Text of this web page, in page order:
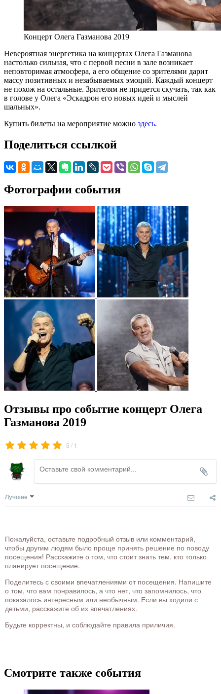
Концерт Олега Газманова 2019
Невероятная энергетика на концертах Олега Газманова
настолько сильная, что с первой песни в зале возникает
неповторимая атмосфера, а его общение со зрителями дарит
массу позитивных и незабываемых эмоций. Каждый концерт
не похож на остальные. Зрителям не придется скучать, так как
в голове у Олега «Эскадрон его новых идей и мыслей
шальных».
Купить билеты на мероприятие можно здесь.
Поделиться ссылкой
Фотографии события
Отзывы про событие концерт Олега
Газманова 2019
5 / 1
Лучшие
Пожалуйста, оставьте подробный отзыв или комментарий,
чтобы другим людям было проще принять решение по поводу
посещения! Расскажите о том, что стоит знать тем, кто только
планирует посещение.
Поделитесь с своими впечатлениями от посещения. Напишите
о том, что вам понравилось, а что нет, что запомнилось, что
показалось интересным или необычным. Если вы ходили с
детьми, расскажите об их впечатлениях.
Будьте корректны, и соблюдайте правила приличия.
Смотрите также события